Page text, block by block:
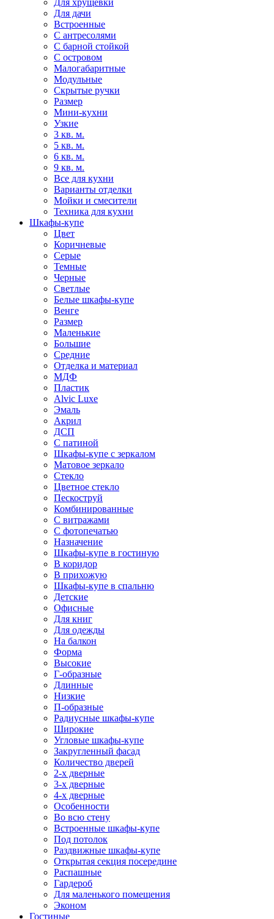
Для хрущевки
Для дачи
Встроенные
С антресолями
С барной стойкой
С островом
Малогабаритные
Модульные
Скрытые ручки
Размер
Мини-кухни
Узкие
3 кв. м.
5 кв. м.
6 кв. м.
9 кв. м.
Все для кухни
Варианты отделки
Мойки и смесители
Техника для кухни
Шкафы-купе
Цвет
Коричневые
Серые
Темные
Черные
Светлые
Белые шкафы-купе
Венге
Размер
Маленькие
Большие
Средние
Отделка и материал
МДФ
Пластик
Alvic Luxe
Эмаль
Акрил
ДСП
С патиной
Шкафы-купе с зеркалом
Матовое зеркало
Стекло
Цветное стекло
Пескоструй
Комбинированные
С витражами
С фотопечатью
Назначение
Шкафы-купе в гостиную
В коридор
В прихожую
Шкафы-купе в спальню
Детские
Офисные
Для книг
Для одежды
На балкон
Форма
Высокие
Г-образные
Длинные
Низкие
П-образные
Радиусные шкафы-купе
Широкие
Угловые шкафы-купе
Закругленный фасад
Количество дверей
2-х дверные
3-х дверные
4-х дверные
Особенности
Во всю стену
Встроенные шкафы-купе
Под потолок
Раздвижные шкафы-купе
Открытая секция посередине
Распашные
Гардероб
Для маленького помещения
Эконом
Гостиные